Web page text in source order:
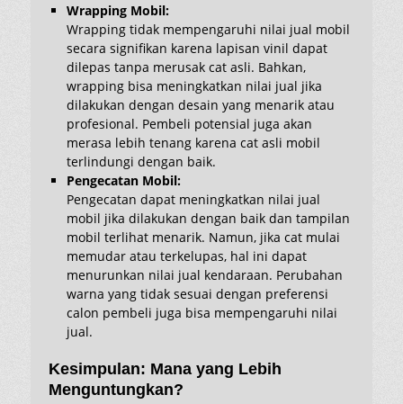
Wrapping Mobil:
Wrapping tidak mempengaruhi nilai jual mobil
secara signifikan karena lapisan vinil dapat
dilepas tanpa merusak cat asli. Bahkan,
wrapping bisa meningkatkan nilai jual jika
dilakukan dengan desain yang menarik atau
profesional. Pembeli potensial juga akan
merasa lebih tenang karena cat asli mobil
terlindungi dengan baik.
Pengecatan Mobil:
Pengecatan dapat meningkatkan nilai jual
mobil jika dilakukan dengan baik dan tampilan
mobil terlihat menarik. Namun, jika cat mulai
memudar atau terkelupas, hal ini dapat
menurunkan nilai jual kendaraan. Perubahan
warna yang tidak sesuai dengan preferensi
calon pembeli juga bisa mempengaruhi nilai
jual.
Kesimpulan: Mana yang Lebih
Menguntungkan?